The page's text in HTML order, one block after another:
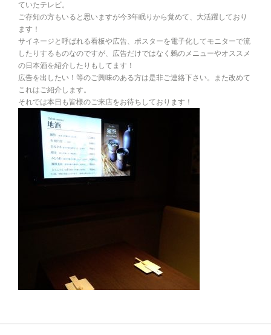
ていたテレビ。
ご存知の方もいると思いますが今3年眠りから覚めて、大活躍しており
ます！
サイネージと呼ばれる看板や広告、ポスターを電子化してモニターで流
したりするものなのですが、広告だけではなく鶫のメニューやオススメ
の日本酒を紹介したりもしてます！
広告を出したい！等のご興味のある方は是非ご連絡下さい。また改めて
これはご紹介します。
それでは本日も皆様のご来店をお待ちしております！